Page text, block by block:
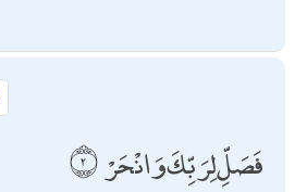
فَصَلِّ لِرَبِّكَ وَانْحَرْ